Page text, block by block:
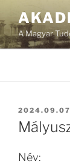
A Magyar
BEKÜLDVE:
Név: